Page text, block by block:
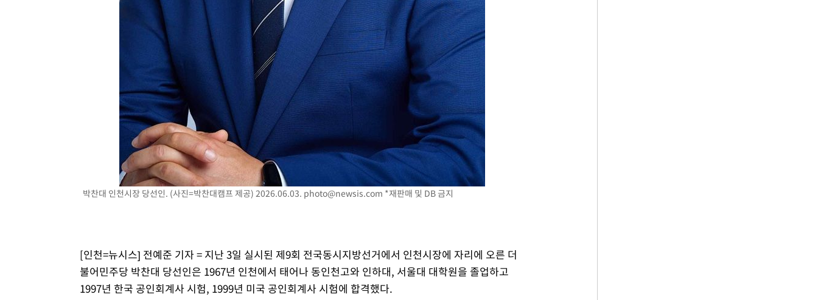
[속보]코스피, 119.51포인트(1.81%) 내린 6478.75 개장
박찬대 인천시장 당선인. (사진=박찬대캠프 제공) 2026.06.03. photo@newsis.com *재판매 및 DB 금지
[인천=뉴시스] 전예준 기자 = 지난 3일 실시된 제9회 전국동시지방선거에서 인천시장에 자리에 오른 더
불어민주당 박찬대 당선인은 1967년 인천에서 태어나 동인천고와 인하대, 서울대 대학원을 졸업하고
1997년 한국 공인회계사 시험, 1999년 미국 공인회계사 시험에 합격했다.